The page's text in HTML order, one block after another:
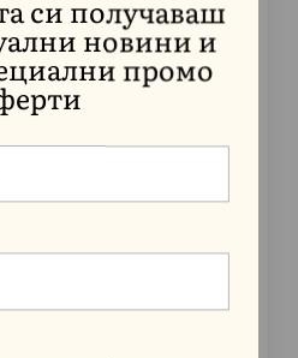
създаден за
хостинг на LiteSpeed
и защита.
ХОСТИНГА
си получаваш
новини и
промо